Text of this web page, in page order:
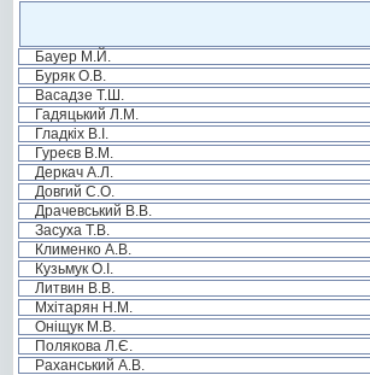
Бауер М.Й.
Буряк О.В.
Васадзе Т.Ш.
Гадяцький Л.М.
Гладкіх В.І.
Гуреєв В.М.
Деркач А.Л.
Довгий С.О.
Драчевський В.В.
Засуха Т.В.
Клименко А.В.
Кузьмук О.І.
Литвин В.В.
Мхітарян Н.М.
Оніщук М.В.
Полякова Л.Є.
Раханський А.В.